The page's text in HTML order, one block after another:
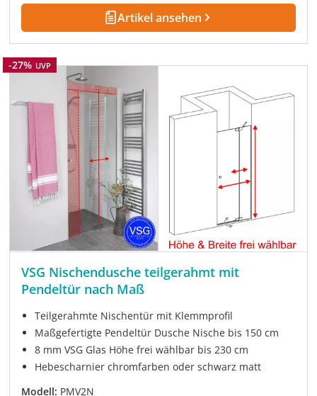
Artikel ansehen
Rabatt
-27% UVP
VSG Nischendusche teilgerahmt mit
Pendeltür nach Maß
Teilgerahmte Nischentür mit Klemmprofil
Maßgefertigte Pendeltür Dusche Nische bis 150 cm
8 mm VSG Glas Höhe frei wählbar bis 230 cm
Hebescharnier chromfarben oder schwarz matt
Modell: PMV2N